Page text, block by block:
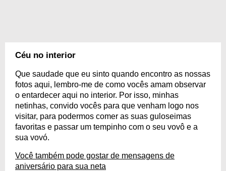
Céu no interior
Que saudade que eu sinto quando encontro as nossas
fotos aqui, lembro-me de como vocês amam observar
o entardecer aqui no interior. Por isso, minhas
netinhas, convido vocês para que venham logo nos
visitar, para podermos comer as suas guloseimas
favoritas e passar um tempinho com o seu vovô e a
sua vovó.
Você também pode gostar de mensagens de
aniversário para sua neta